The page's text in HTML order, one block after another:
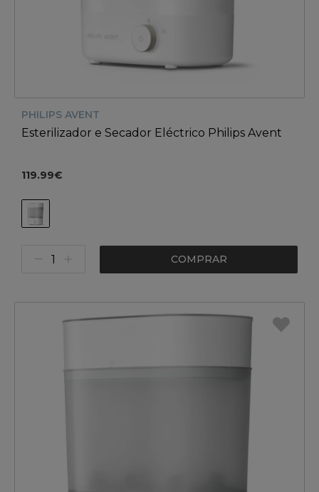
PHILIPS AVENT
Esterilizador e Secador Eléctrico Philips Avent
119.99€
COMPRAR